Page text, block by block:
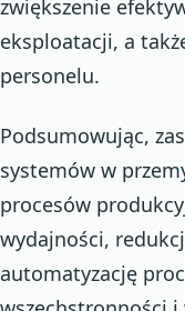
zwiększenie
eksploatacji, a
personelu.
Podsumowując,
systemów w
procesów
wydajności,
automatyzację